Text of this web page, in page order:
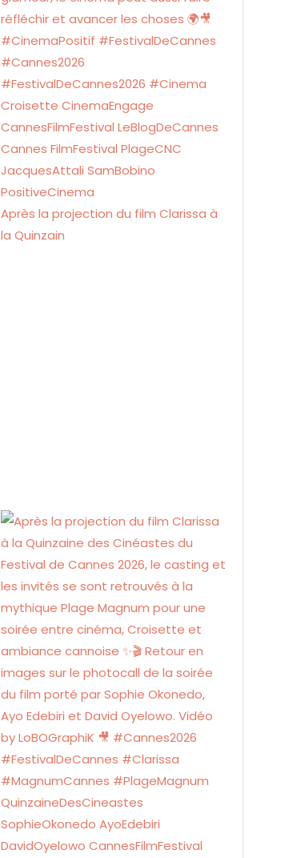
Après la projection du film Clarissa à
la Quinzain